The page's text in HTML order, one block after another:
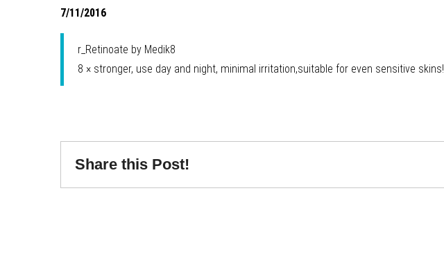
7/11/2016
r_Retinoate by Medik8
8 × stronger, use day and night, minimal irritation,suitable for even sensitive skins!
Share this Post!